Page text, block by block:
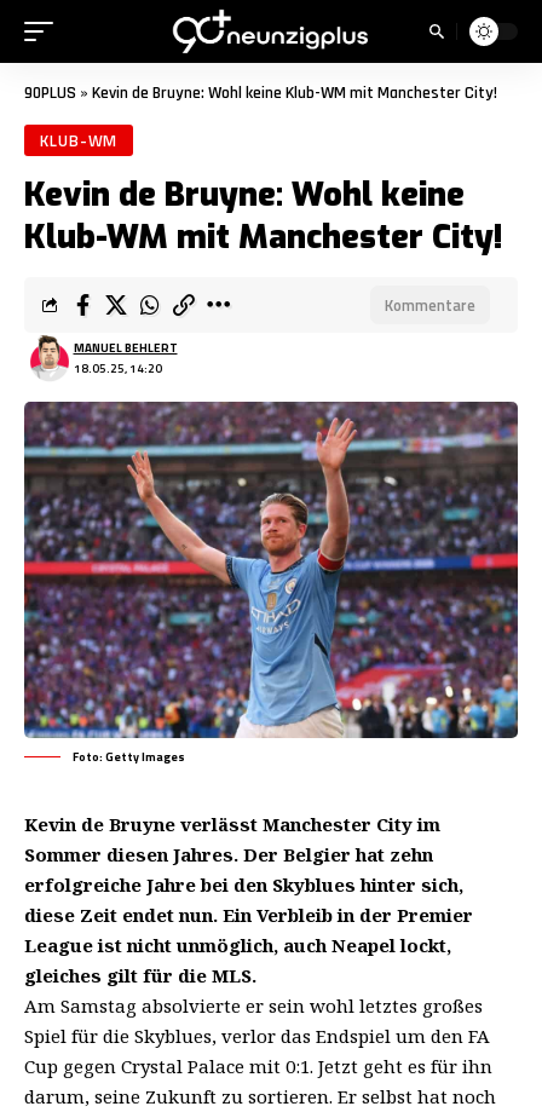
90PLUS » Kevin de Bruyne: Wohl keine Klub-WM mit Manchester City!
KLUB-WM
Kevin de Bruyne: Wohl keine
Klub-WM mit Manchester City!
18.05.25, 14:20
MANUEL BEHLERT
Kommentare
Foto: Getty Images
Kevin de Bruyne verlässt Manchester City im
Sommer diesen Jahres. Der Belgier hat zehn
erfolgreiche Jahre bei den Skyblues hinter sich,
diese Zeit endet nun. Ein Verbleib in der Premier
League ist nicht unmöglich, auch Neapel lockt,
gleiches gilt für die MLS.
Am Samstag absolvierte er sein wohl letztes großes
Spiel für die Skyblues, verlor das Endspiel um den FA
Cup gegen Crystal Palace mit 0:1. Jetzt geht es für ihn
darum, seine Zukunft zu sortieren. Er selbst hat noch